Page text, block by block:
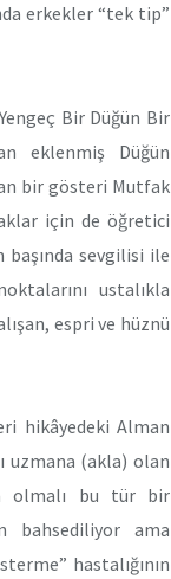
erkekler “tek tip”
Bir Düğün Bir
eklenmiş Düğün
bir gösteri Mutfak
için de öğretici
başında sevgilisi ile
ustalıkla
espri ve hüznü
hikâyedeki Alman
uzmana (akla) olan
olmalı bu tür bir
bahsediliyor ama
hastalığının